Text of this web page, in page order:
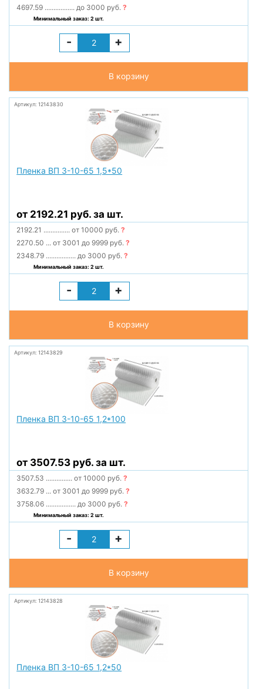
4697.59 ................. до 3000 руб.?
Минимальный заказ: 2 шт.
- +
В корзину
Артикул: 12143830
Пленка ВП 3-10-65 1,5*50
от 2192.21 руб. за шт.
2192.21 ............... от 10000 руб.?
2270.50 ... от 3001 до 9999 руб.?
2348.79 ................. до 3000 руб.?
Минимальный заказ: 2 шт.
- +
В корзину
Артикул: 12143829
Пленка ВП 3-10-65 1,2*100
от 3507.53 руб. за шт.
3507.53 ............... от 10000 руб.?
3632.79 ... от 3001 до 9999 руб.?
3758.06 ................. до 3000 руб.?
Минимальный заказ: 2 шт.
- +
В корзину
Артикул: 12143828
Пленка ВП 3-10-65 1,2*50